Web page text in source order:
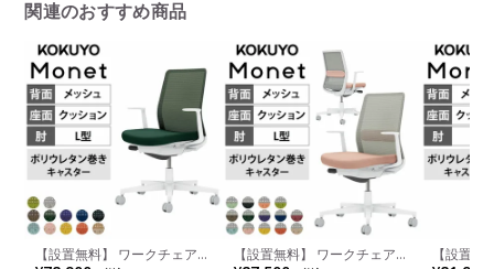
関連のおすすめ商品
【設置無料】 ワークチェア 【設置無料】 ワークチェア 【設置